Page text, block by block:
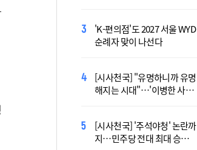
'K-편의점'도 2027 서울 WYD
순례자 맞이 나선다
[시사천국] "유명하니까 유명
해지는 시대"…'이병한 사
[시사천국] '주석야청' 논란까
지…민주당 전대 최대 승부
폭염 '뉴 노멀' 시대…"한 단
계 높은 수준의 폭염"
[사제인사] 안동교구, 10일
부
'식중독 발생 9월이 가장 많
아'